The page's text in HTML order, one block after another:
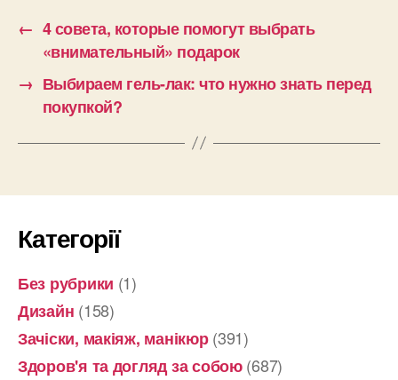
← 4 совета, которые помогут выбрать
«внимательный» подарок
→ Выбираем гель-лак: что нужно знать перед
покупкой?
Категорії
Без рубрики (1)
Дизайн (158)
Зачіски, макіяж, манікюр(391)
Здоров'я та догляд за собою(687)